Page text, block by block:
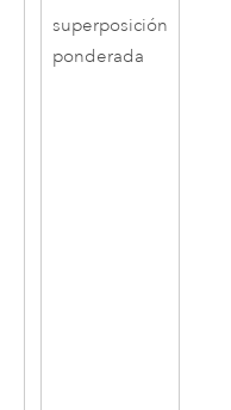
superposición
ponderada